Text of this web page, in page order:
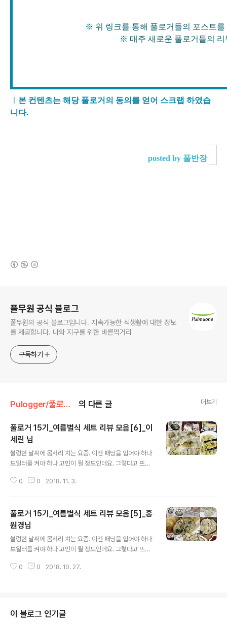
※ 위 링크를 통해 풀로거들의 포스트를 확인
※ 매주 새로운 풀로거들의 리뷰가
본 컨텐츠는 해당 풀로거의 동의를 얻어 스크랩 하였습
니다.
posted by 풀반장
풀무원 공식 블로그
풀무원의 공식 블로그입니다. 지속가능한 식생활에 대한 정보
를 제공합니다. 나와 지구를 위한 바른먹거리
구독하기
Pulogger/풀로거 리뷰 포스트 의 다른 글 더보기
풀로거 15기_여름별식 세트 리뷰 모음[6]_이
세린 님
썰렁한 날씨에 몸서리 치는 요즘. 이젠 패딩을 입어야 하나
보일러를 켜야 하나 고민이 될 정도인데요. 그렇다고 뜨거
리지 않는 법! 용기를 내서 여름과 어울리는 요리들을 보여
더라구요. 아이들 간식은 물론 간편한 별미로 먹기 좋은 만
능 물만두 3종 세트! 시원함의 극치! 메밀냉소바와 가쓰오
부시가 사르르~ 야끼소바! 마지막으로 출출할때 간편하게
먹을 수 있는 모짜렐라 핫도그로 구성된 세트인데요. 무척
책임진 여름별식 세트! 어떤 평가를 내려주셨는지 한분씩
0 0 2018. 11. 3.
풀로거 15기_여름별식 세트 리뷰 모음[5]_홍
원경님
썰렁한 날씨에 몸서리 치는 요즘. 이젠 패딩을 입어야 하나
보일러를 켜야 하나 고민이 될 정도인데요. 그렇다고 뜨거
리지 않는 법! 용기를 내서 여름과 어울리는 요리들을 보여
능 물만두 3종 세트! 시원함의 극치! 메밀냉소바와 가쓰오
부시가 사르르~ 야끼소바! 마지막으로 출출할때 간편하게
0 0 2018. 10. 27.
이 블로그 인기글